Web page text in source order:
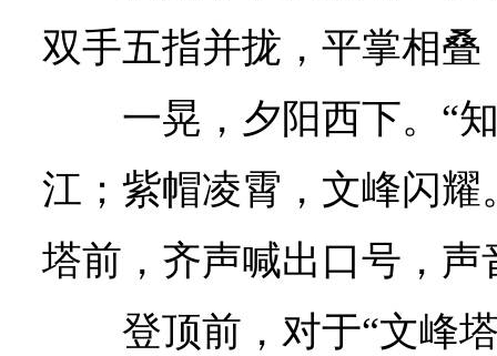
双手五指并拢，平掌相
一晃，夕阳西下。“
江；紫帽凌霄，文峰闪耀
塔前，齐声喊出口号，
登顶前，对于“文峰